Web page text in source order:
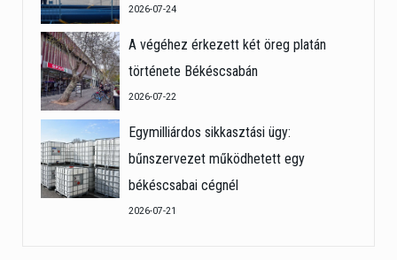
2026-07-24
A végéhez érkezett két öreg platán
története Békéscsabán
2026-07-22
Egymilliárdos sikkasztási ügy:
bűnszervezet működhetett egy
békéscsabai cégnél
2026-07-21